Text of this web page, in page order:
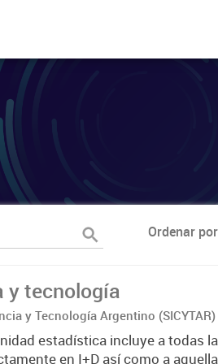
Ordenar por
y tecnología
y Tecnología Argentino (SICYTAR)
estadística incluye a todas
en I+D así como a